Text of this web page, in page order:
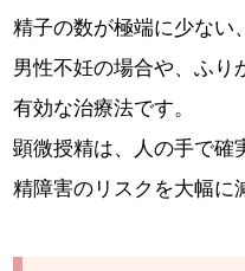
精子の数が極端に少ない
男性不妊の場合や、ふり
有効な治療法です。
顕微授精は、人の手で確
精障害のリスクを大幅に